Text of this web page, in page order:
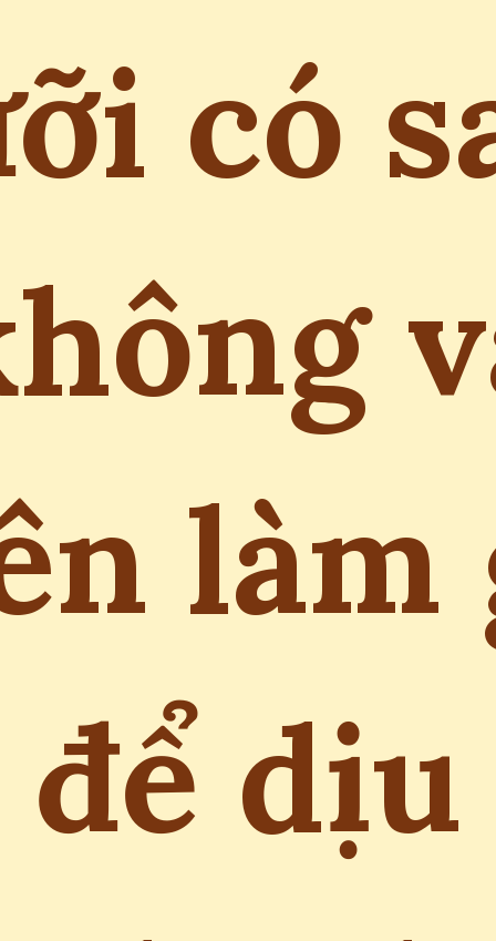
có
làm
để dịu